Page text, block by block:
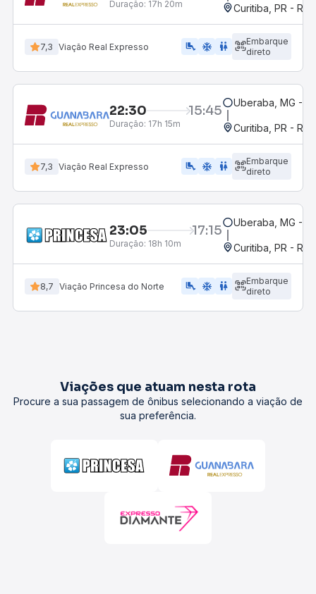
Duração: 17h 20m Curitiba, PR -
7,3 Viação Real Expresso airline_seat_legroom_extra ac_unit wc
Embarque
direto
22:30 15:45
Duração: 17h 15m
Uberaba, MG -
Curitiba, PR -
7,3 Viação Real Expresso airline_seat_legroom_extra ac_unit WC
Embarque
direto
23:05 17:15
Duração: 18h 10m
Uberaba, MG -
Curitiba, PR -
8,7 Viação Princesa do Norte airline_seat_legroom_extra ac_unit wc
Embarque
direto
Viações que atuam nesta rota
Procure a sua passagem de ônibus selecionando a viação de
sua preferência.